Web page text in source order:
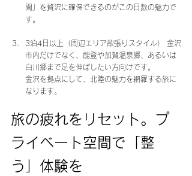
間」を贅沢に確保できるのがこの日数の魅力で
す。
3泊4日以上（周辺エリア欲張りスタイル） 金沢
市内だけでなく、能登や加賀温泉郷、あるいは
白川郷まで足を伸ばしたい方向けです。
金沢を拠点にして、北陸の魅力を網羅する旅に
なります。
旅の疲れをリセット。プ
ライベート空間で「整
う」体験を